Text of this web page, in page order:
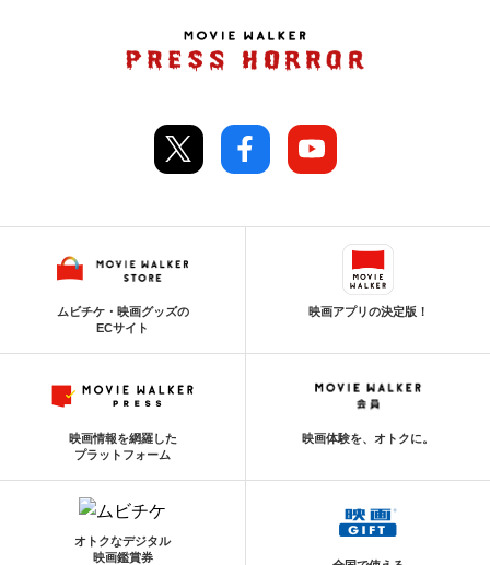
ムビチケ・映画グッズの
ECサイト
映画アプリの決定版！
映画情報を網羅した
プラットフォーム
映画体験を、オトクに。
オトクなデジタル
映画鑑賞券